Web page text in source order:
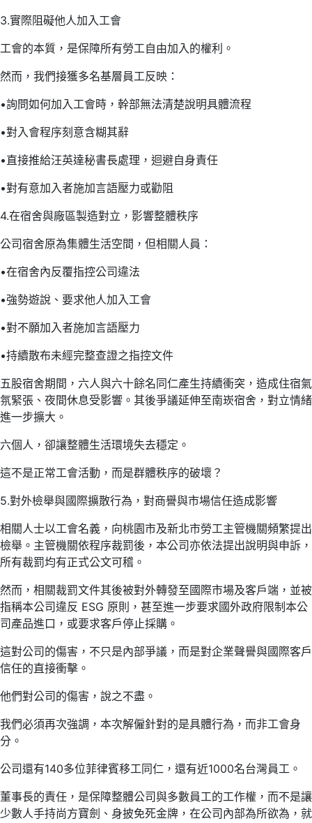
3.實際阻礙他人加入工會
工會的本質，是保障所有勞工自由加入的權利。
然而，我們接獲多名基層員工反映：
​•​詢問如何加入工會時，幹部無法清楚說明具體流程
​•​對入會程序刻意含糊其辭
​•​直接推給汪英達秘書長處理，迴避自身責任
​•​對有意加入者施加言語壓力或勸阻
4.在宿舍與廠區製造對立，影響整體秩序
公司宿舍原為集體生活空間，但相關人員：
​•​在宿舍內反覆指控公司違法
​•​強勢遊說、要求他人加入工會
​•​對不願加入者施加言語壓力
​•​持續散布未經完整查證之指控文件
五股宿舍期間，六人與六十餘名同仁產生持續衝突，造成住宿氣
氛緊張、夜間休息受影響。其後爭議延伸至南崁宿舍，對立情緒
進一步擴大。
六個人，卻讓整體生活環境失去穩定。
這不是正常工會活動，而是群體秩序的破壞？
5.對外檢舉與國際擴散行為，對商譽與市場信任造成影響
相關人士以工會名義，向桃園市及新北市勞工主管機關頻繁提出
檢舉。主管機關依程序裁罰後，本公司亦依法提出說明與申訴，
所有裁罰均有正式公文可稽。
然而，相關裁罰文件其後被對外轉發至國際市場及客戶端，並被
指稱本公司違反 ESG 原則，甚至進一步要求國外政府限制本公
司產品進口，或要求客戶停止採購。
這對公司的傷害，不只是內部爭議，而是對企業聲譽與國際客戶
信任的直接衝擊。
他們對公司的傷害，說之不盡。
我們必須再次強調，本次解僱針對的是具體行為，而非工會身
分。
公司還有140多位菲律賓移工同仁，還有近1000名台灣員工。
董事長的責任，是保障整體公司與多數員工的工作權，而不是讓
少數人手持尚方寶劍、身披免死金牌，在公司內部為所欲為，就